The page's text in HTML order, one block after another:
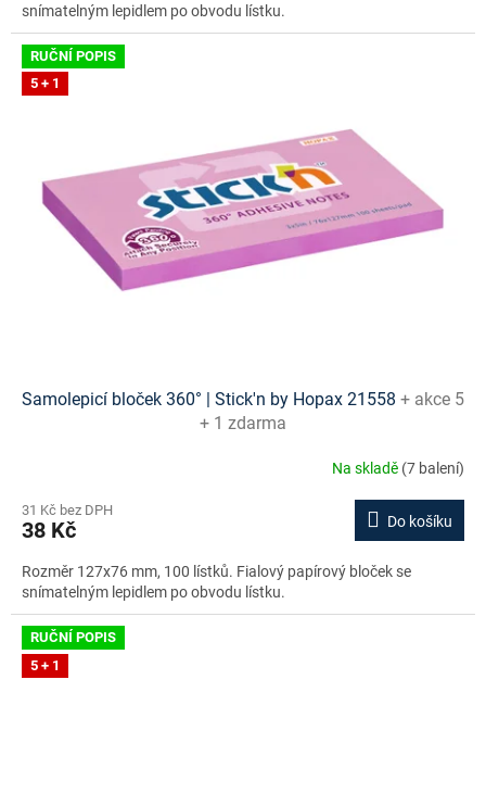
snímatelným lepidlem po obvodu lístku.
RUČNÍ POPIS
5 + 1
Samolepicí bloček 360° | Stick'n by Hopax 21558 + akce 5
+ 1 zdarma
Na skladě (7 balení)
31 Kč bez DPH
38 Kč Do košíku
Rozměr 127x76 mm, 100 lístků. Fialový papírový bloček se
snímatelným lepidlem po obvodu lístku.
RUČNÍ POPIS
5 + 1